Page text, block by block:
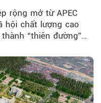
rộng mở từ APEC
hội chất lượng cao
“thiên đường”